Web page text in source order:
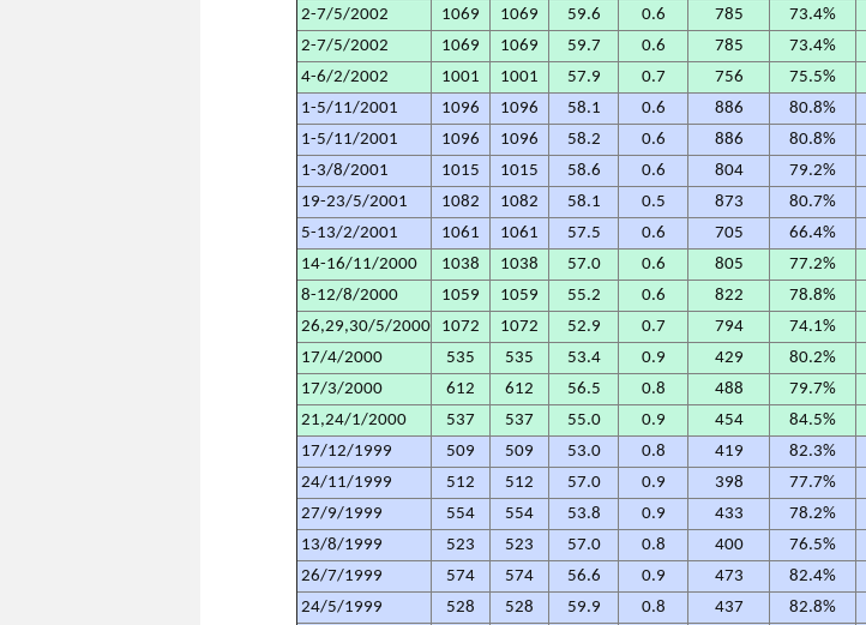
2-7/5/2002
1069 1069 59.6 0.6 785 73.4%
2-7/5/2002
1069 1069 59.7 0.6 785 73.4%
4-6/2/2002
1001 1001 57.9 0.7 756 75.5%
1-5/11/2001
1096 1096 58.1 0.6 886 80.8%
1-5/11/2001
1096 1096 58.2 0.6 886 80.8%
1-3/8/2001
1015 1015 58.6 0.6 804 79.2%
19-23/5/2001
1082 1082 58.1 0.5 873 80.7%
5-13/2/2001
1061 1061 57.5 0.6 705 66.4%
14-16/11/2000
1038 1038 57.0 0.6 805 77.2%
8-12/8/2000
1059 1059 55.2 0.6 822 78.8%
26,29,30/5/2000
1072 1072 52.9 0.7 794 74.1%
17/4/2000
535 535 53.4 0.9 429 80.2%
17/3/2000
612 612 56.5 0.8 488 79.7%
21,24/1/2000
537 537 55.0 0.9 454 84.5%
17/12/1999
509 509 53.0 0.8 419 82.3%
24/11/1999
512 512 57.0 0.9 398 77.7%
27/9/1999
554 554 53.8 0.9 433 78.2%
13/8/1999
523 523 57.0 0.8 400 76.5%
26/7/1999
574 574 56.6 0.9 473 82.4%
24/5/1999
528 528 59.9 0.8 437 82.8%